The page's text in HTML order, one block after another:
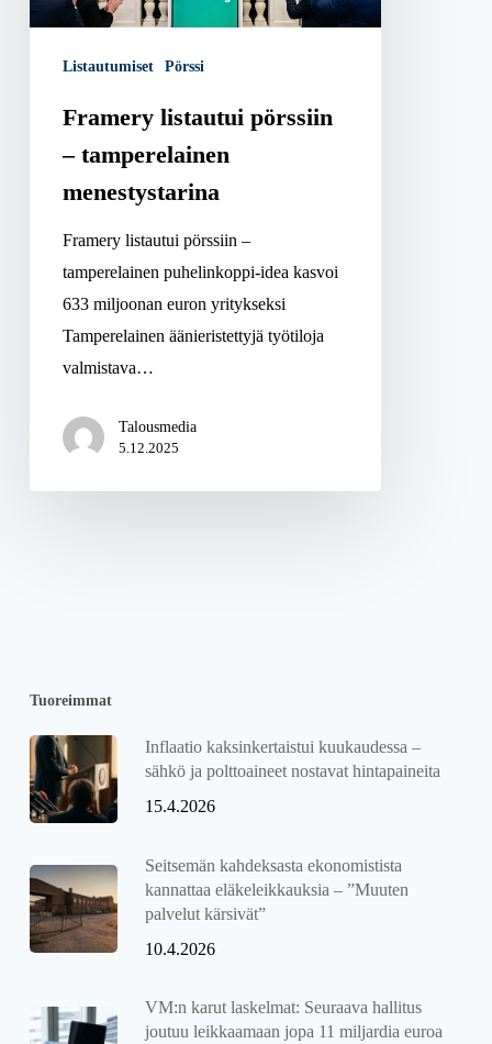
menestystarina
Listautumiset Pörssi
Framery listautui pörssiin
– tamperelainen
menestystarina
Framery listautui pörssiin –
tamperelainen puhelinkoppi-idea kasvoi
633 miljoonan euron yritykseksi
Tamperelainen äänieristettyjä työtiloja
valmistava…
Talousmedia
5.12.2025
Tuoreimmat
Inflaatio kaksinkertaistui kuukaudessa –
sähkö ja polttoaineet nostavat hintapaineita
15.4.2026
Seitsemän kahdeksasta ekonomistista
kannattaa eläkeleikkauksia – ”Muuten
palvelut kärsivät”
10.4.2026
VM:n karut laskelmat: Seuraava hallitus
joutuu leikkaamaan jopa 11 miljardia euroa